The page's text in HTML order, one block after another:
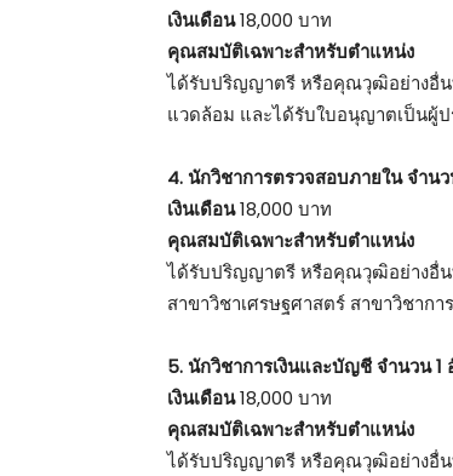
เงินเดือน18,000 บาท
คุณสมบัติเฉพาะสำหรับตำแหน่ง
ได้รับปริญญาตรี หรือคุณวุฒิอย่างอื่น
แวดล้อม และได้รับใบอนุญาตเป็นผู้
4. นักวิชาการตรวจสอบภายใน จำนว
เงินเดือน18,000 บาท
คุณสมบัติเฉพาะสำหรับตำแหน่ง
ได้รับปริญญาตรี หรือคุณวุฒิอย่างอื่น
สาขาวิชาเศรษฐศาสตร์ สาขาวิชากา
5. นักวิชาการเงินและบัญชี จำนวน 1
เงินเดือน18,000 บาท
คุณสมบัติเฉพาะสำหรับตำแหน่ง
ได้รับปริญญาตรี หรือคุณวุฒิอย่างอื่น